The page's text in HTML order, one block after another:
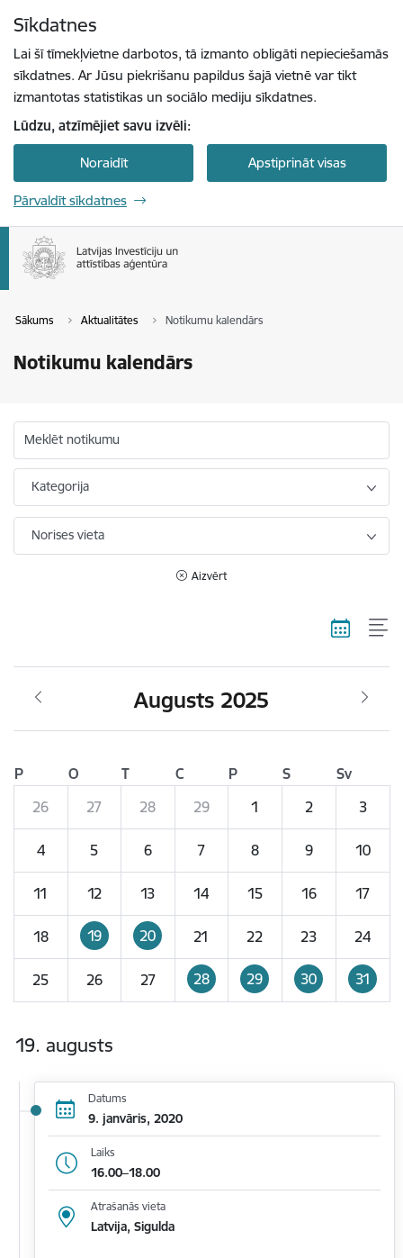
Sīkdatnes
Lai šī tīmekļvietne darbotos, tā izmanto obligāti nepieciešamās
sīkdatnes. Ar Jūsu piekrišanu papildus šajā vietnē var tikt
izmantotas statistikas un sociālo mediju sīkdatnes.
Lūdzu, atzīmējiet savu izvēli:
Noraidīt Apstiprināt visas
Pārvaldīt sīkdatnes
Sākums Aktualitātes Notikumu kalendārs
Notikumu kalendārs
Meklēt notikumu
Kategorija
Norises vieta
Aizvērt
Augusts 2025
P O T C P S
Sv
26
27 28 29 1 2 3
4 5 6 7 8 9 10
11 12 13 14 15 16 17
18 19 20 21 22 23 24
25 26 27 28 29 30 31
19. augusts
Datums
9. janvāris, 2020
Laiks
16.00–18.00
Atrašanās vieta
Latvija, Sigulda